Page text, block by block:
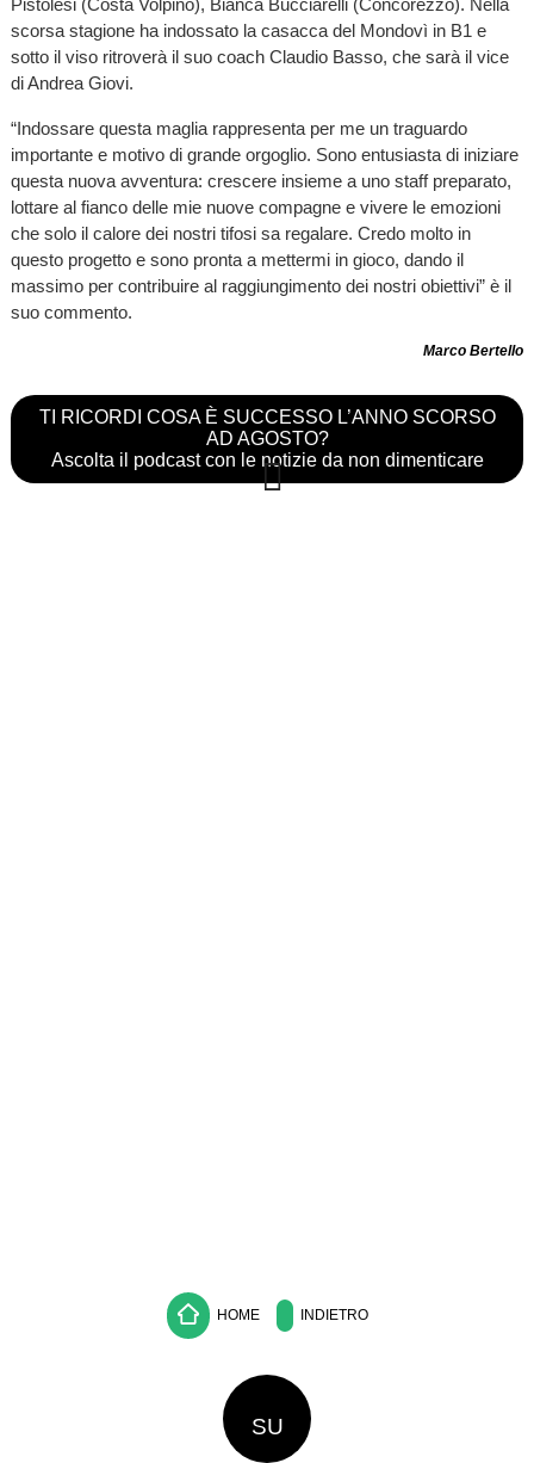
Pistolesi (Costa Volpino), Bianca Bucciarelli (Concorezzo). Nella
scorsa stagione ha indossato la casacca del Mondovì in B1 e
sotto il viso ritroverà il suo coach Claudio Basso, che sarà il vice
di Andrea Giovi.
“Indossare questa maglia rappresenta per me un traguardo
importante e motivo di grande orgoglio. Sono entusiasta di iniziare
questa nuova avventura: crescere insieme a uno staff preparato,
lottare al fianco delle mie nuove compagne e vivere le emozioni
che solo il calore dei nostri tifosi sa regalare. Credo molto in
questo progetto e sono pronta a mettermi in gioco, dando il
massimo per contribuire al raggiungimento dei nostri obiettivi” è il
suo commento.
Marco Bertello
TI RICORDI COSA È SUCCESSO L’ANNO SCORSO
AD AGOSTO?
Ascolta il podcast con le notizie da non dimenticare
HOME INDIETRO
SU